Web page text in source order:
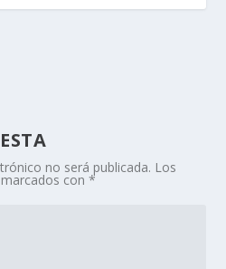
no será publicada. Los
con*